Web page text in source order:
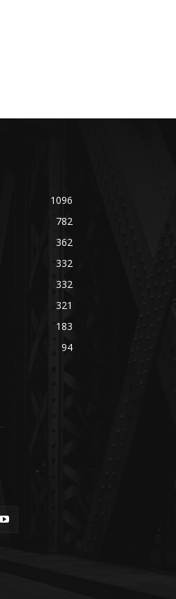
1096
782
362
332
332
321
183
94